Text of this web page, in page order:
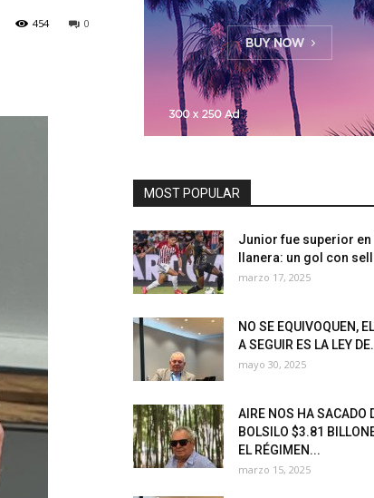
0
454
MOST POPULAR
Junior fue superior en
llanera: un gol con
marzo 17, 2025
NO SE EQUIVOQUEN,
A SEGUIR ES LA LEY
mayo 30, 2025
AIRE NOS HA SACADO
BOLSILO $3.81
EL RÉGIMEN...
marzo 15, 2025